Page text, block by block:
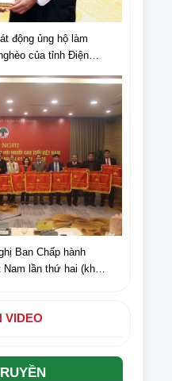
động ủng hộ làm
của tỉnh Điện
Ban Chấp hành
lần thứ hai (khóa
VIDEO
Người cao tuổi Việt